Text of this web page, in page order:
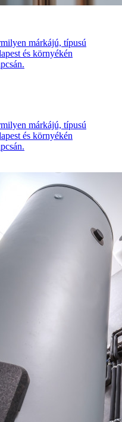
márkájú, típusú
és környékén
márkájú, típusú
és környékén